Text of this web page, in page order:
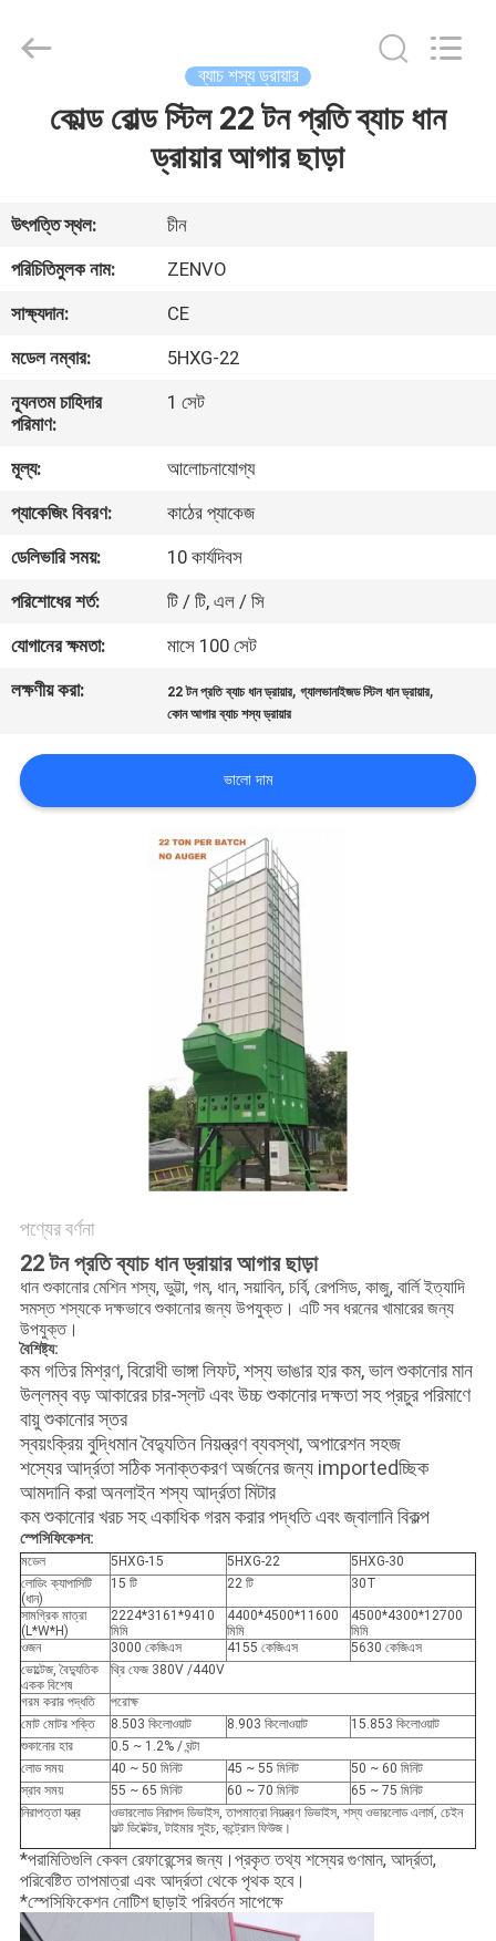
আমাদের
সম্পর্কে
কারখানা
ভ্রমণ
মান
নিয়ন্ত্রণ
যোগাযোগ
করুন
খবর
উদ্ধৃতির
জন্য
ব্যাচ শস্য ড্রায়ার
কোল্ড রোল্ড স্টিল 22 টন প্রতি ব্যাচ ধান
ড্রায়ার আগার ছাড়া
উৎপত্তি স্থল:
চীন
পরিচিতিমুলক নাম:
ZENVO
সাক্ষ্যদান:
CE
মডেল নম্বার:
5HXG-22
ন্যূনতম চাহিদার
পরিমাণ:
1 সেট
মূল্য:
আলোচনাযোগ্য
প্যাকেজিং বিবরণ:
কাঠের প্যাকেজ
ডেলিভারি সময়:
10 কার্যদিবস
পরিশোধের শর্ত:
টি / টি, এল / সি
যোগানের ক্ষমতা:
মাসে 100 সেট
লক্ষণীয় করা:
22 টন প্রতি ব্যাচ ধান ড্রায়ার,গ্যালভানাইজড স্টিল ধান ড্রায়ার,
কোন আগার ব্যাচ শস্য ড্রায়ার
ভালো দাম
পণ্যের বর্ণনা
22 টন প্রতি ব্যাচ ধান ড্রায়ার আগার ছাড়া
ধান শুকানোর মেশিন শস্য, ভুট্টা, গম, ধান, সয়াবিন, চর্বি, রেপসিড, কাজু, বার্লি ইত্যাদি
সমস্ত শস্যকে দক্ষভাবে শুকানোর জন্য উপযুক্ত। এটি সব ধরনের খামারের জন্য
উপযুক্ত।
বৈশিষ্ট্য:
কম গতির মিশ্রণ, বিরোধী ভাঙ্গা লিফট, শস্য ভাঙার হার কম, ভাল শুকানোর মান
উল্লম্ব বড় আকারের চার-স্লট এবং উচ্চ শুকানোর দক্ষতা সহ প্রচুর পরিমাণে
বায়ু শুকানোর স্তর
স্বয়ংক্রিয় বুদ্ধিমান বৈদ্যুতিন নিয়ন্ত্রণ ব্যবস্থা, অপারেশন সহজ
শস্যের আর্দ্রতা সঠিক সনাক্তকরণ অর্জনের জন্য importedচ্ছিক
আমদানি করা অনলাইন শস্য আর্দ্রতা মিটার
কম শুকানোর খরচ সহ একাধিক গরম করার পদ্ধতি এবং জ্বালানি বিকল্প
স্পেসিফিকেশন:
মডেল 5HXG-15 5HXG-22
5HXG-30
লোডিং ক্যাপাসিটি
(ধান)
15 টি 22 টি 30T
সামগ্রিক মাত্রা
(L*W*H)
2224*3161*9410
মিমি
4400*4500*11600
মিমি
4500*4300*12700
মিমি
ওজন
3000 কেজিএস 4155 কেজিএস
5630 কেজিএস
ভোল্টেজ, বৈদ্যুতিক
একক বিশেষ
থ্রি ফেজ 380V /440V
গরম করার পদ্ধতি
পরোক্ষ
মোট মোটর শক্তি
8.503 কিলোওয়াট 8.903 কিলোওয়াট
15.853 কিলোওয়াট
শুকানোর হার
0.5 ~ 1.2% / ঘন্টা
লোড সময়
40 ~ 50 মিনিট 45 ~ 55 মিনিট
50 ~ 60 মিনিট
স্রাব সময়
55 ~ 65 মিনিট 60 ~ 70 মিনিট
65 ~ 75 মিনিট
নিরাপত্তা যন্ত্র
ওভারলোড নিরাপদ ডিভাইস, তাপমাত্রা নিয়ন্ত্রণ ডিভাইস, শস্য ওভারলোড এলার্ম, চেইন
ফল্ট ডিটেক্টর, টাইমার সুইচ, কন্ট্রোল ফিউজ।
*পরামিতিগুলি কেবল রেফারেন্সের জন্য।প্রকৃত তথ্য শস্যের গুণমান, আর্দ্রতা,
পরিবেষ্টিত তাপমাত্রা এবং আর্দ্রতা থেকে পৃথক হবে।
*স্পেসিফিকেশন নোটিশ ছাড়াই পরিবর্তন সাপেক্ষে